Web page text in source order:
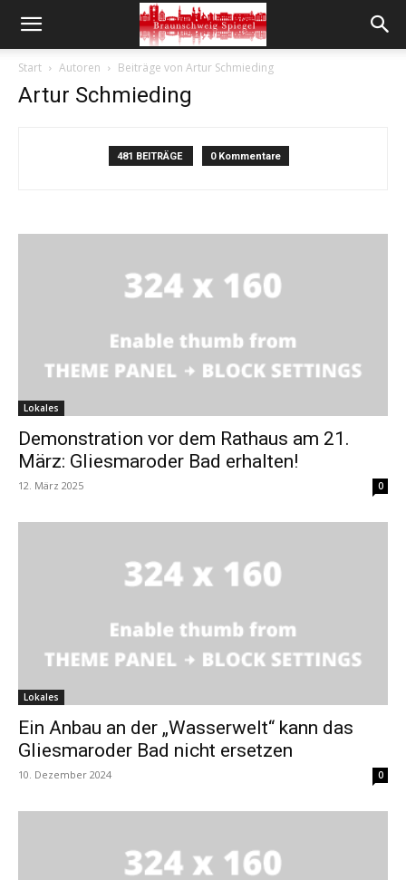
Start Autoren Beiträge von Artur Schmieding
Artur Schmieding
481 BEITRÄGE 0 Kommentare
Lokales
Demonstration vor dem Rathaus am 21.
März: Gliesmaroder Bad erhalten!
12. März 2025 0
Lokales
Ein Anbau an der „Wasserwelt“ kann das
Gliesmaroder Bad nicht ersetzen
10. Dezember 2024 0